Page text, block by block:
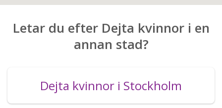
Letar du efter Dejta kvinnor i en
annan stad?
Dejta kvinnor i Stockholm